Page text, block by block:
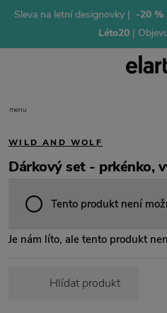
Sleva na letní designovky | -20 %
Léto20 |
menu
WILD AND WOLF
Dárkový set - prkénko,
Tento produkt není
Je nám líto, ale tento produkt
Hlídat produkt